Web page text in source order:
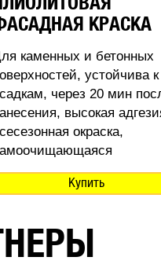
КРАСКА
каменных и бетонных
устойчива к
через 20 мин
высокая
окраска,
Купить